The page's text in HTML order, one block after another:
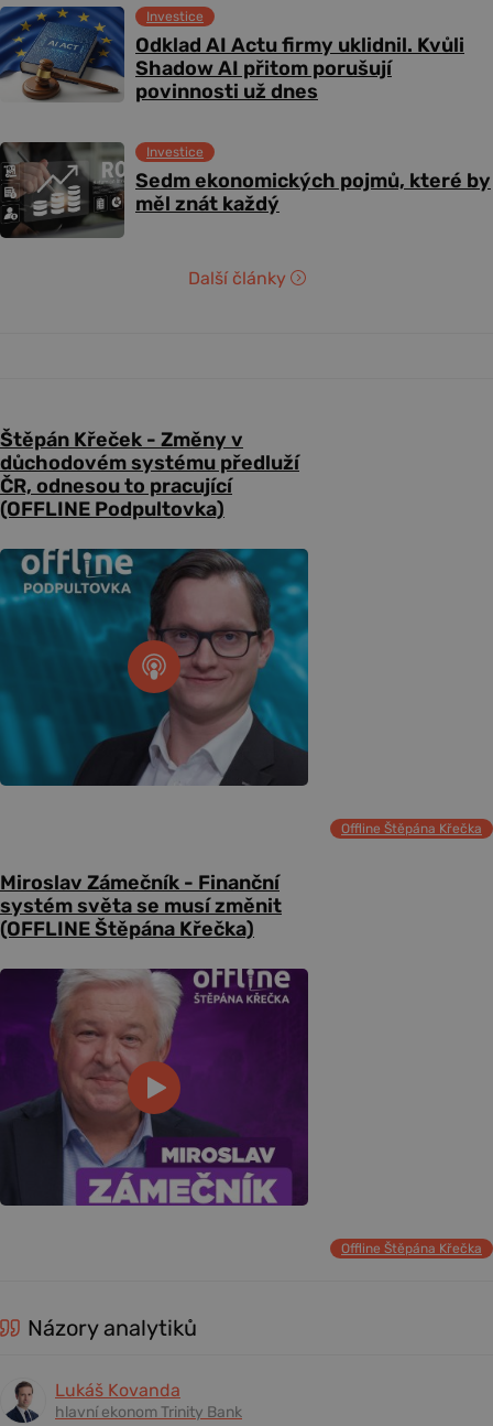
Odklad AI Actu firmy uklidnil. Kvůli
Shadow AI přitom porušují
povinnosti už dnes
Investice
Sedm ekonomických pojmů, které by
měl znát každý
Investice
Další články
Štěpán Křeček - Změny v
důchodovém systému předluží
ČR, odnesou to pracující
(OFFLINE Podpultovka)
Offline Štěpána Křečka
Miroslav Zámečník - Finanční
systém světa se musí změnit
(OFFLINE Štěpána Křečka)
Offline Štěpána Křečka
Názory analytiků
Lukáš Kovanda
hlavní ekonom Trinity Bank